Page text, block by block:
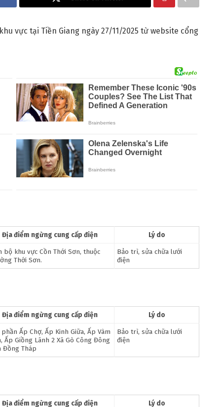
vực tại Tiền Giang ngày 27/11/2025 từ website cổng
Địa điểm ngừng cung cấp điện
Lý do
bộ khu vực Cồn Thới Sơn, thuộc
Thới Sơn.
Bảo trì, sửa chữa lưới
điện
Địa điểm ngừng cung cấp điện
Lý do
Ấp Chợ, Ấp Kinh Giữa, Ấp Vàm
Ấp Giồng Lãnh 2 Xã Gò Công Đông
Đồng Tháp
Bảo trì, sửa chữa lưới
điện
Địa điểm ngừng cung cấp điện
Lý do